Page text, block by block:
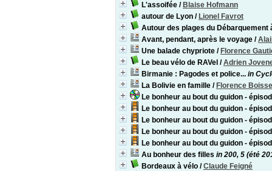
L'assoifée / Blaise Hofmann
autour de Lyon / Lionel Favrot
Autour des plages du Débarquement
Avant, pendant, après le voyage /
Une balade chypriote / Florence
Le beau vélo de RAVel /Adrien
Birmanie : Pagodes et police... in
La Bolivie en famille / Florence
Le bonheur au bout du guidon -
Le bonheur au bout du guidon -
Le bonheur au bout du guidon -
Le bonheur au bout du guidon -
Le bonheur au bout du guidon -
Au bonheur des filles in 200, 5 (été
Bordeaux à vélo /Claude Feigné